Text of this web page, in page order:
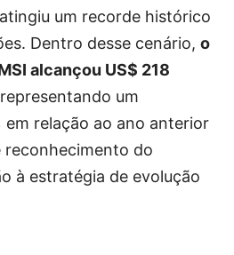
um recorde histórico
Dentro desse cenário, o
alcançou US$ 218
um
em relação ao ano anterior
do
à estratégia de evolução